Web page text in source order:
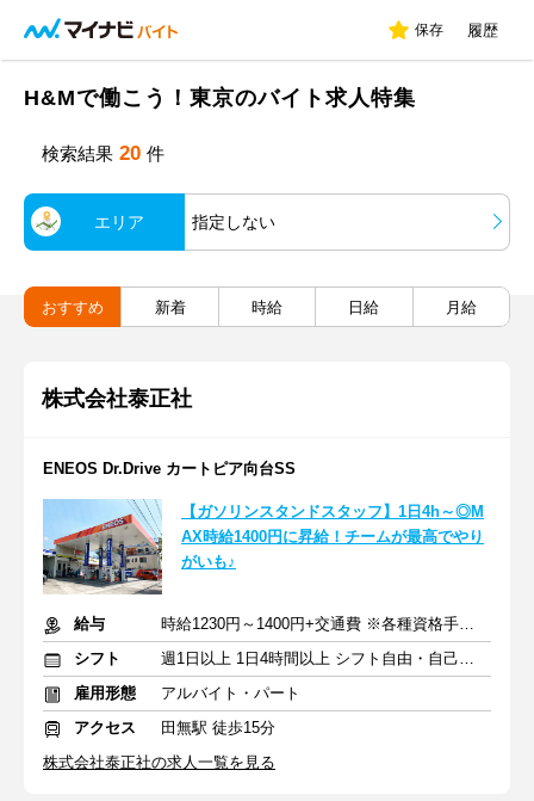
保存 履歴
H&Mで働こう！東京のバイト求人特集
検索結果 20 件
エリア 指定しない
おすすめ 新着 時給 日給 月給
株式会社泰正社
ENEOS Dr.Drive カートピア向台SS
【ガソリンスタンドスタッフ】1日4h～◎M
AX時給1400円に昇給！チームが最高でやり
がいも♪
給与
時給1230円～1400円+交通費 ※各種資格手当あり
シフト
週1日以上 1日4時間以上 シフト自由・自己申告
雇用形態
アルバイト・パート
アクセス
田無駅 徒歩15分
株式会社泰正社の求人一覧を見る